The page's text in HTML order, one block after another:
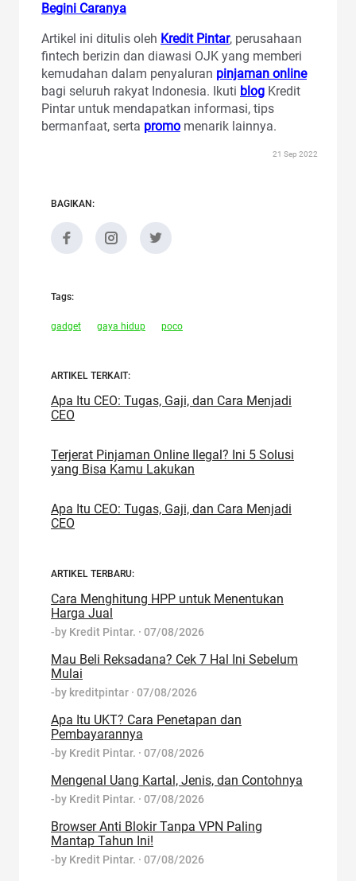
Begini Caranya
Artikel ini ditulis oleh Kredit Pintar, perusahaan
fintech berizin dan diawasi OJK yang memberi
kemudahan dalam penyaluran pinjaman online
bagi seluruh rakyat Indonesia. Ikuti blog Kredit
Pintar untuk mendapatkan informasi, tips
bermanfaat, serta promo menarik lainnya.
21 Sep 2022
BAGIKAN:
Tags:
gadget gaya hidup poco
ARTIKEL TERKAIT:
Apa Itu CEO: Tugas, Gaji, dan Cara Menjadi
CEO
Terjerat Pinjaman Online Ilegal? Ini 5 Solusi
yang Bisa Kamu Lakukan
Apa Itu CEO: Tugas, Gaji, dan Cara Menjadi
CEO
ARTIKEL TERBARU:
Cara Menghitung HPP untuk Menentukan
Harga Jual
-by Kredit Pintar. · 07/08/2026
Mau Beli Reksadana? Cek 7 Hal Ini Sebelum
Mulai
-by kreditpintar · 07/08/2026
Apa Itu UKT? Cara Penetapan dan
Pembayarannya
-by Kredit Pintar. · 07/08/2026
Mengenal Uang Kartal, Jenis, dan Contohnya
-by Kredit Pintar. · 07/08/2026
Browser Anti Blokir Tanpa VPN Paling
Mantap Tahun Ini!
-by Kredit Pintar. · 07/08/2026